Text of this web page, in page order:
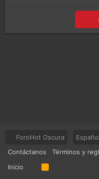
ForoHot Oscura
Contáctanos
Términos y
Inicio
R
S